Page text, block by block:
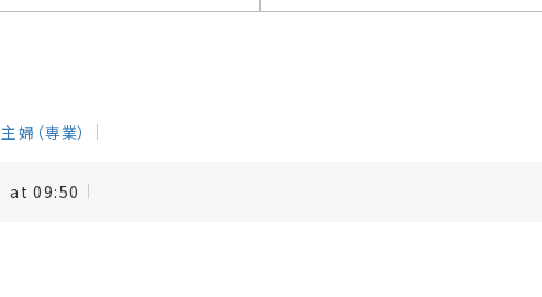
主婦（専業）
at 09:50